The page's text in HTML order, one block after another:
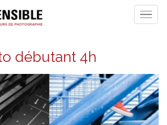
débutant 4h